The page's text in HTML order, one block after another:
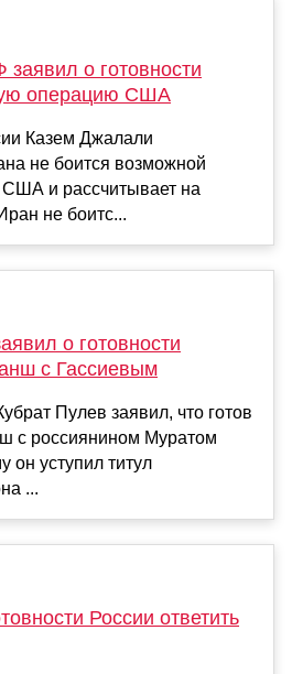
о готовности
операцию США
Казем Джалали
не боится возможной
и рассчитывает на
не боитс...
о готовности
с Гассиевым
Пулев заявил, что готов
с россиянином Муратом
он уступил титул
...
России ответить